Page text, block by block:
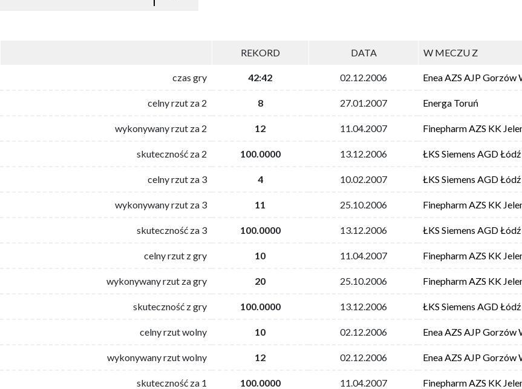
REKORD DATA W MECZU Z
czas gry 42:42 02.12.2006 Enea AZS AJP
celny rzut za 2 8 27.01.2007 Energa Toruń
wykonywany rzut za 2 12 11.04.2007 Finepharm AZS KK
skuteczność za 2 100.0000 13.12.2006 ŁKS Siemens AGD Łódź
celny rzut za 3 4 10.02.2007 ŁKS Siemens AGD Łódź
wykonywany rzut za 3 11 25.10.2006 Finepharm AZS KK
skuteczność za 3 100.0000 13.12.2006 ŁKS Siemens AGD Łódź
celny rzut z gry 10 11.04.2007 Finepharm AZS KK
wykonywany rzut za gry 20 25.10.2006 Finepharm AZS KK
skuteczność z gry 100.0000 13.12.2006 ŁKS Siemens AGD Łódź
celny rzut wolny 10 02.12.2006 Enea AZS AJP
wykonywany rzut wolny 12 02.12.2006 Enea AZS AJP
skuteczność za 1 100.0000 11.04.2007 Finepharm AZS KK